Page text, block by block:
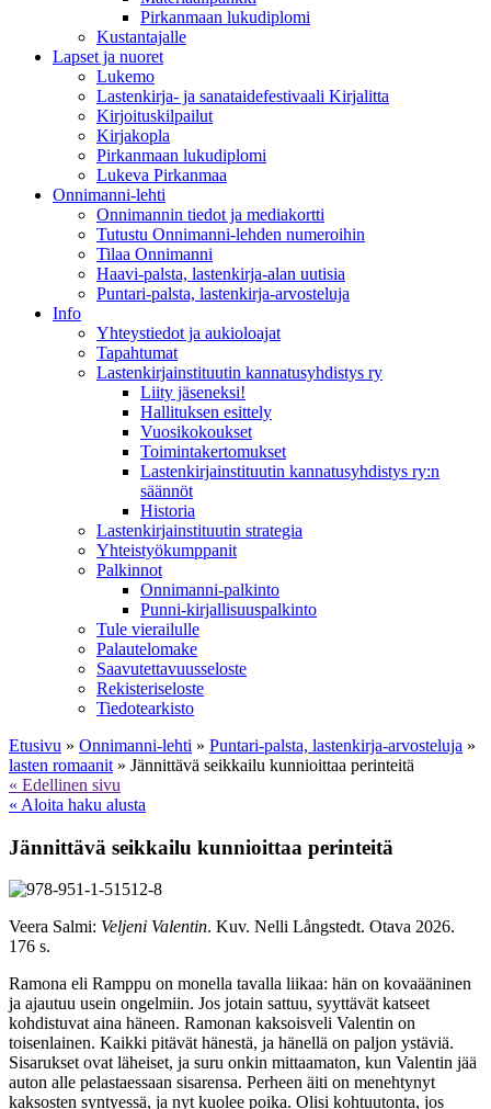
Pirkanmaan lukudiplomi
Kustantajalle
Lapset ja nuoret
Lukemo
Lastenkirja- ja sanataidefestivaali Kirjalitta
Kirjoituskilpailut
Kirjakopla
Pirkanmaan lukudiplomi
Lukeva Pirkanmaa
Onnimanni-lehti
Onnimannin tiedot ja mediakortti
Tutustu Onnimanni-lehden numeroihin
Tilaa Onnimanni
Haavi-palsta, lastenkirja-alan uutisia
Puntari-palsta, lastenkirja-arvosteluja
Info
Yhteystiedot ja aukioloajat
Tapahtumat
Lastenkirjainstituutin kannatusyhdistys ry
Liity jäseneksi!
Hallituksen esittely
Vuosikokoukset
Toimintakertomukset
Lastenkirjainstituutin kannatusyhdistys ry:n
säännöt
Historia
Lastenkirjainstituutin strategia
Yhteistyökumppanit
Palkinnot
Onnimanni-palkinto
Punni-kirjallisuuspalkinto
Tule vierailulle
Palautelomake
Saavutettavuusseloste
Rekisteriseloste
Tiedotearkisto
Etusivu » Onnimanni-lehti » Puntari-palsta, lastenkirja-arvosteluja »
lasten romaanit » Jännittävä seikkailu kunnioittaa perinteitä
« Edellinen sivu
« Aloita haku alusta
Jännittävä seikkailu kunnioittaa perinteitä
Veera Salmi: Veljeni Valentin. Kuv. Nelli Långstedt. Otava 2026.
176 s.
Ramona eli Ramppu on monella tavalla liikaa: hän on kovaääninen
ja ajautuu usein ongelmiin. Jos jotain sattuu, syyttävät katseet
kohdistuvat aina häneen. Ramonan kaksoisveli Valentin on
toisenlainen. Kaikki pitävät hänestä, ja hänellä on paljon ystäviä.
Sisarukset ovat läheiset, ja suru onkin mittaamaton, kun Valentin jää
auton alle pelastaessaan sisarensa. Perheen äiti on menehtynyt
kaksosten syntyessä, ja nyt kuolee poika. Olisi kohtuutonta, jos